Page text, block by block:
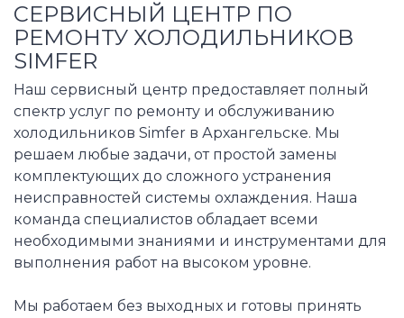
СЕРВИСНЫЙ ЦЕНТР ПО
РЕМОНТУ ХОЛОДИЛЬНИКОВ
SIMFER
Наш сервисный центр предоставляет полный
спектр услуг по ремонту и обслуживанию
холодильников Simfer в Архангельске. Мы
решаем любые задачи, от простой замены
комплектующих до сложного устранения
неисправностей системы охлаждения. Наша
команда специалистов обладает всеми
необходимыми знаниями и инструментами для
выполнения работ на высоком уровне.
Мы работаем без выходных и готовы принять